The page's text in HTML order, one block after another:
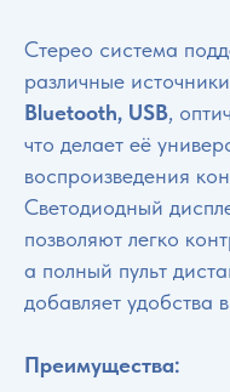
Стерео система
различные
Bluetooth, USB,
что делает её
воспроизведения
Светодиодный
позволяют легко
а полный пульт
добавляет удобства
Преимущества: